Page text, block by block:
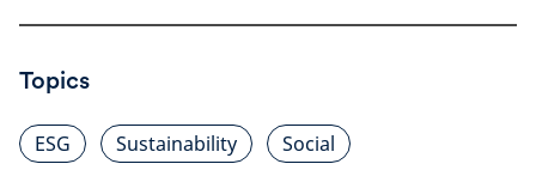
Topics
ESG Sustainability
Social